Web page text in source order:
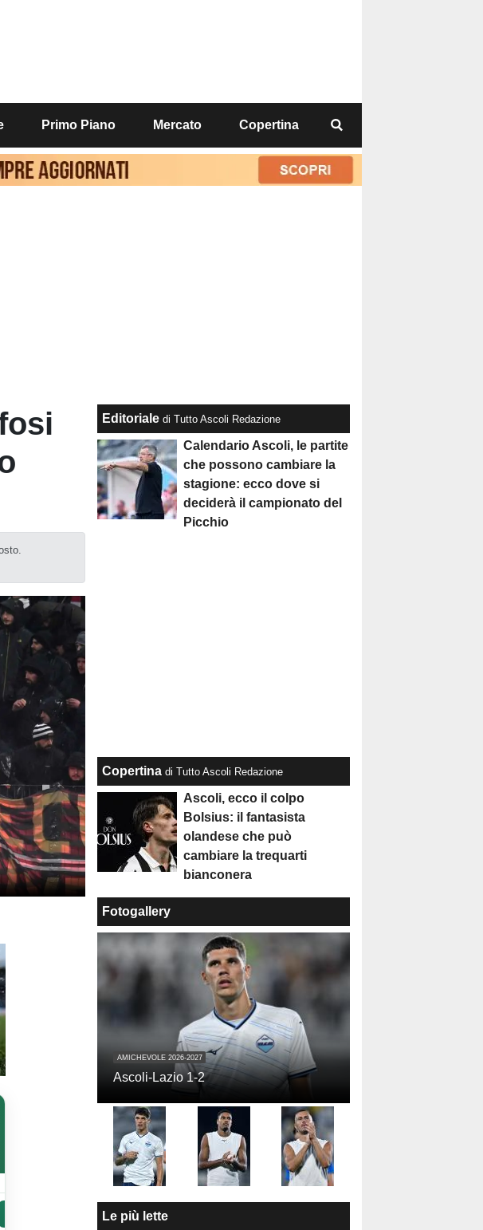
Primo Piano Mercato Copertina
Editoriale di Tutto Ascoli Redazione
Calendario Ascoli, le partite
che possono cambiare la
stagione: ecco dove si
deciderà il campionato del
Picchio
Copertina di Tutto Ascoli Redazione
Ascoli, ecco il colpo
Bolsius: il fantasista
olandese che può
cambiare la trequarti
bianconera
Fotogallery
AMICHEVOLE 2026-2027
Ascoli-Lazio 1-2
Le più lette